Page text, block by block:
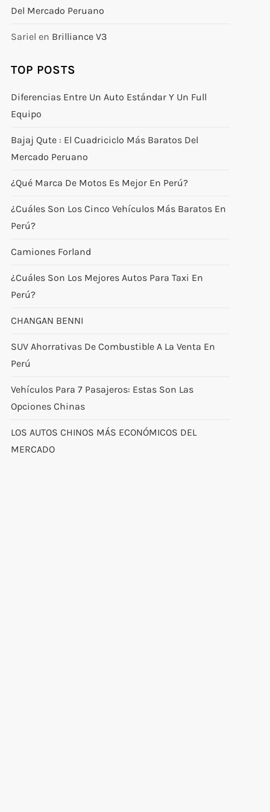
Del Mercado Peruano
Sariel en Brilliance V3
TOP POSTS
Diferencias Entre Un Auto Estándar Y Un Full
Equipo
Bajaj Qute : El Cuadriciclo Más Baratos Del
Mercado Peruano
¿Qué Marca De Motos Es Mejor En Perú?
¿Cuáles Son Los Cinco Vehículos Más Baratos En
Perú?
Camiones Forland
¿Cuáles Son Los Mejores Autos Para Taxi En
Perú?
CHANGAN BENNI
SUV Ahorrativas De Combustible A La Venta En
Perú
Vehículos Para 7 Pasajeros: Estas Son Las
Opciones Chinas
LOS AUTOS CHINOS MÁS ECONÓMICOS DEL
MERCADO